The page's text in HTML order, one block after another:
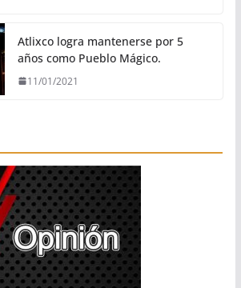
Atlixco logra mantenerse por 5
años como Pueblo Mágico.
11/01/2021